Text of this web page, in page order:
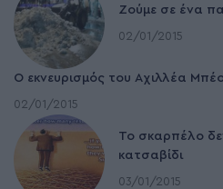
Ζούμε σε ένα
02/01/2015
Ο εκνευρισμός του Αχιλλέα
02/01/2015
To σκαρπέλο
κατσαβίδι
03/01/2015